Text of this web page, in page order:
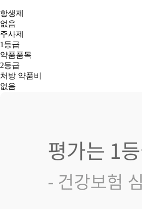
항생제
없음
주사제
1등급
약품품목
2등급
처방 약품비
없음